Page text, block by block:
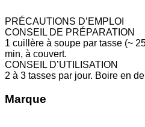
PRÉCAUTIONS D’EMPLOI
CONSEIL DE PRÉPARATION
1 cuillère à soupe par tasse (~
min, à couvert.
CONSEIL D’UTILISATION
2 à 3 tasses par jour. Boire en
Marque